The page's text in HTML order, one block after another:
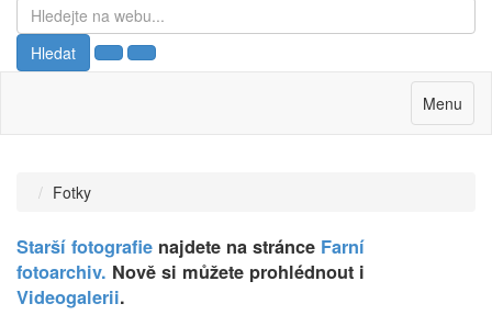
Hledat
Menu
Fotky
Starší fotografie najdete na stránce Farní
fotoarchiv. Nově si můžete prohlédnout i
Videogalerii.